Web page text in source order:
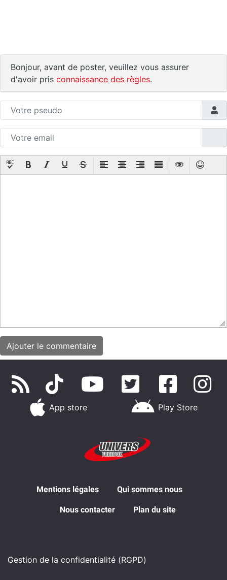
Bonjour, avant de poster, veuillez vous assurer
d'avoir pris connaissance des règles.
App store Play Store
Mentions légales Qui sommes nous
Nous contacter Plan du site
Gestion de la confidentialité (RGPD)